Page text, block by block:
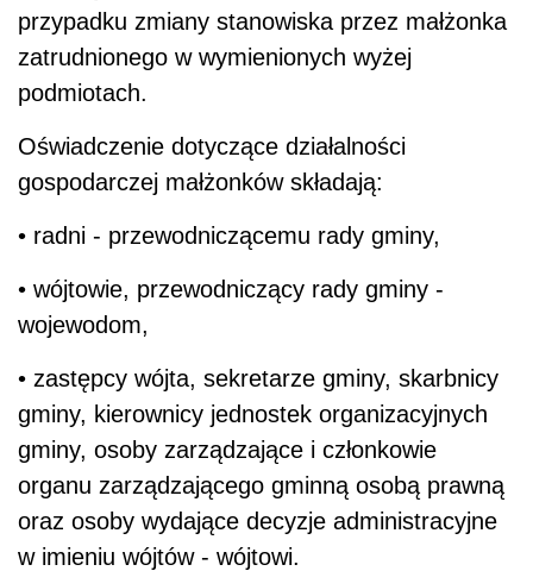
przypadku zmiany stanowiska przez małżonka
zatrudnionego w wymienionych wyżej
podmiotach.
Oświadczenie dotyczące działalności
gospodarczej małżonków składają:
• radni - przewodniczącemu rady gminy,
• wójtowie, przewodniczący rady gminy -
wojewodom,
• zastępcy wójta, sekretarze gminy, skarbnicy
gminy, kierownicy jednostek organizacyjnych
gminy, osoby zarządzające i członkowie
organu zarządzającego gminną osobą prawną
oraz osoby wydające decyzje administracyjne
w imieniu wójtów - wójtowi.